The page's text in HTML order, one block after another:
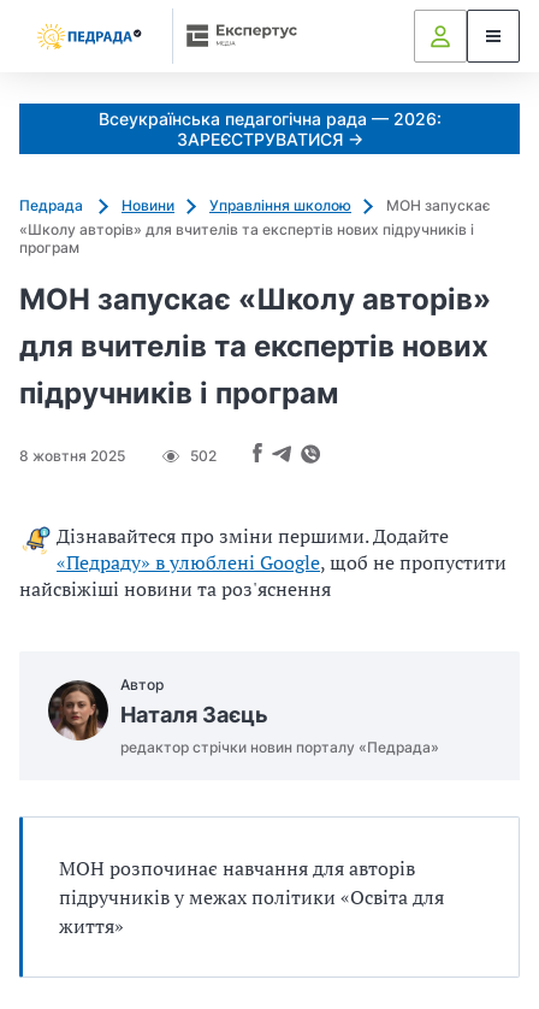
Всеукраїнська педагогічна рада — 2026:
ЗАРЕЄСТРУВАТИСЯ →
Педрада Новини Управління школою
МОН запускає
«Школу авторів» для вчителів та експертів нових підручників і
програм
МОН запускає «Школу авторів»
для вчителів та експертів нових
підручників і програм
8 жовтня 2025 502
Дізнавайтеся про зміни першими. Додайте
«Педраду» в улюблені Google, щоб не пропустити
найсвіжіші новини та роз'яснення
Автор
Наталя Заєць
редактор стрічки новин порталу «Педрада»
МОН розпочинає навчання для авторів
підручників у межах політики «Освіта для
життя»